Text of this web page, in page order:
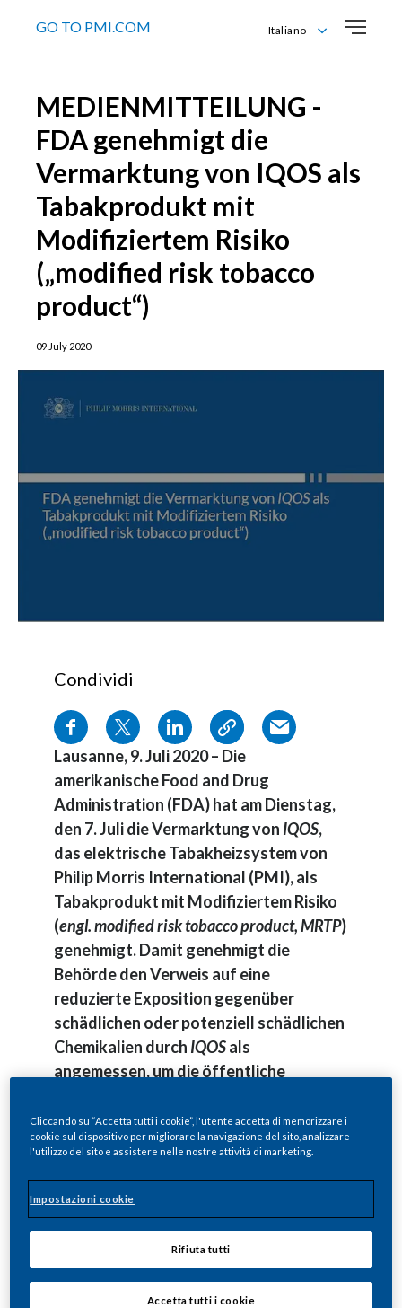
GO TO PMI.COM
Italiano
Français
MEDIENMITTEILUNG -
FDA genehmigt die
Vermarktung von IQOS als
Tabakprodukt mit
Modifiziertem Risiko
(„modified risk tobacco
product“)
09 July 2020
Condividi
Lausanne, 9. Juli 2020 – Die
amerikanische Food and Drug
Administration (FDA) hat am Dienstag,
den 7. Juli die Vermarktung von IQOS,
das elektrische Tabakheizsystem von
Philip Morris International (PMI), als
Tabakprodukt mit Modifiziertem Risiko
(engl. modified risk tobacco product, MRTP)
genehmigt. Damit genehmigt die
Behörde den Verweis auf eine
reduzierte Exposition gegenüber
schädlichen oder potenziell schädlichen
Chemikalien durch IQOSals
angemessen, um die öffentliche
Diese Entscheidung zeigt, dassIQOSein
grundlegend anderes Tabakprodukt und
Raucher, die sonst weiterhin rauchen
würden, ist. IQOS ist das erste und einzige
elektronische nikotinhaltige Produkt, dem
im Rahmen des MRTP-Verfahrens der FDA
Cliccando su “Accetta tutti i cookie”, l'utente accetta di memorizzare i
cookie sul dispositivo per migliorare la navigazione del sito, analizzare
l'utilizzo del sito e assistere nelle nostre attività di marketing.
Impostazioni cookie
Rifiuta tutti
Accetta tutti i cookie